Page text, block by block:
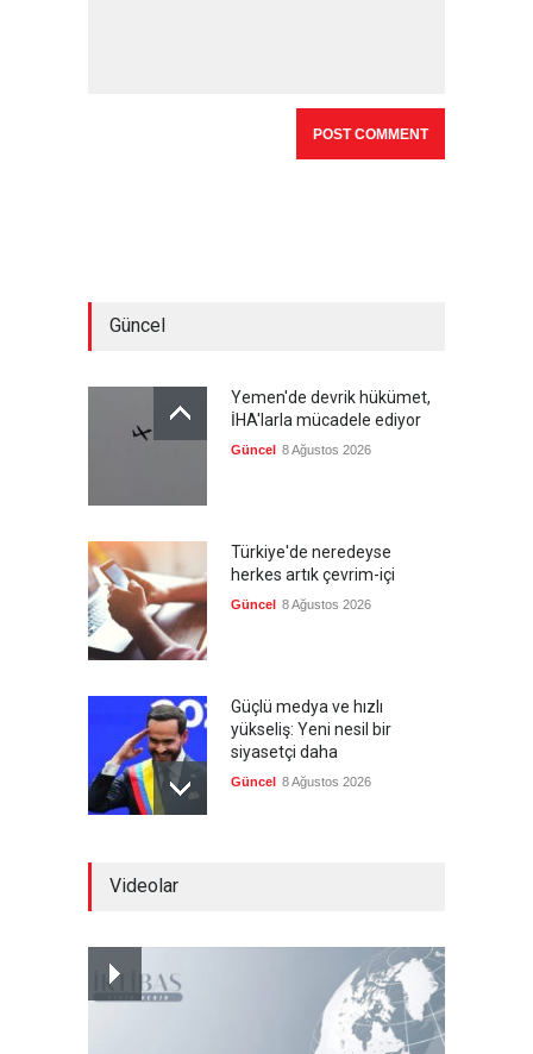
Güncel
Yemen'de devrik hükümet,
İHA'larla mücadele ediyor
Güncel 8 Ağustos 2026
Türkiye'de neredeyse
herkes artık çevrim-içi
Güncel 8 Ağustos 2026
Güçlü medya ve hızlı
yükseliş: Yeni nesil bir
siyasetçi daha
Güncel 8 Ağustos 2026
Kolombiya, solcu Petro'nun
yerine aşırı sağcı Espriella'yı
Videolar